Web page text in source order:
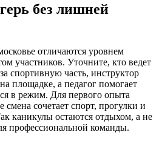
без лишней
отличаются уровнем
участников. Уточните, кто ведет
спортивную часть, инструктор
площадке, а педагог помогает
в режим. Для первого опыта
смена сочетает спорт, прогулки и
каникулы остаются отдыхом, а не
профессиональной команды.